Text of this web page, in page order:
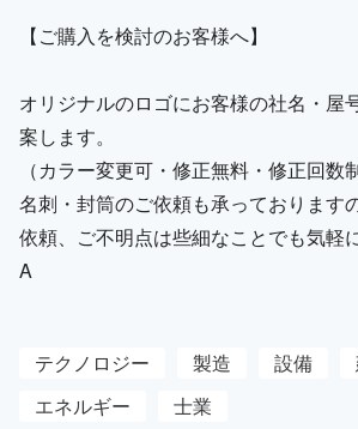
【ご購入を検討のお客様へ】
オリジナルのロゴにお客様の社名・屋
案します。
（カラー変更可・修正無料・修正回数
名刺・封筒のご依頼も承っております
依頼、ご不明点は些細なことでも気軽
A
テクノロジー 製造 設備
エネルギー
士業